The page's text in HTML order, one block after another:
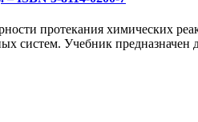
протекания химических
систем. Учебник предназначен